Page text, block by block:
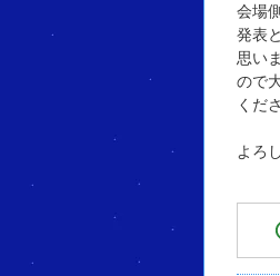
会場
発表
思い
ので
くだ
よろ